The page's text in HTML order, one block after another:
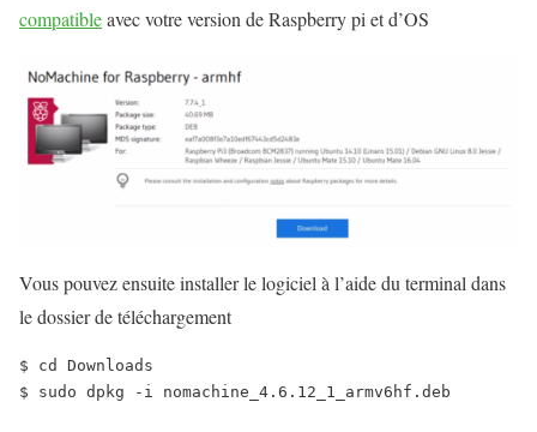
compatibleavec votre version de Raspberry pi et d’OS
Vous pouvez ensuite installer le logiciel à l’aide du terminal dans
le dossier de téléchargement
$ cd Downloads
$ sudo dpkg -i nomachine_4.6.12_1_armv6hf.deb